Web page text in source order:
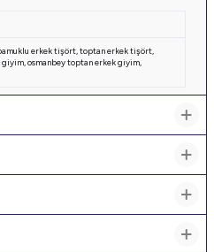
erkek tişört toptan erkek tişört
giyim osmanbey toptan erkek giyim